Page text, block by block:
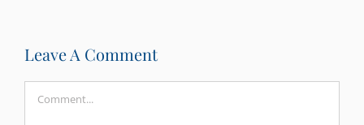
Leave A Comment
Comment